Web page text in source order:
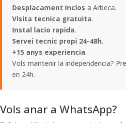
Desplacament inclos a Arbeca.
Visita tecnica gratuita.
Instal lacio rapida.
Servei tecnic propi 24-48h.
+15 anys experiencia.
Vols mantenir la independencia?
en 24h.
Vols anar a WhatsApp?